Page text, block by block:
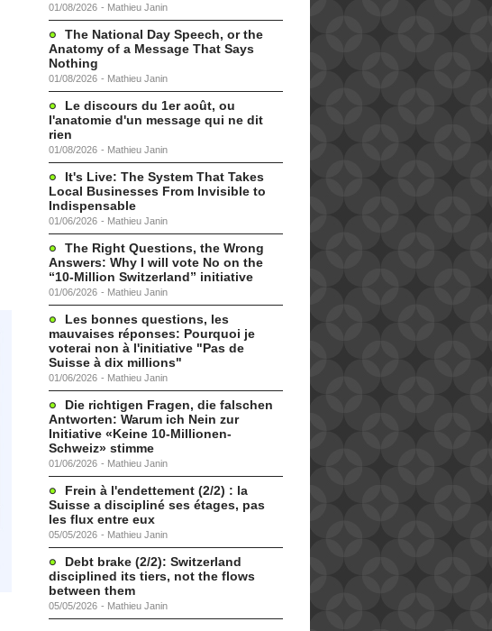
01/08/2026 - Mathieu Janin
The National Day Speech, or the
Anatomy of a Message That Says
Nothing
01/08/2026 - Mathieu Janin
Le discours du 1er août, ou
l'anatomie d'un message qui ne dit
rien
01/08/2026 - Mathieu Janin
It's Live: The System That Takes
Local Businesses From Invisible to
Indispensable
01/06/2026 - Mathieu Janin
The Right Questions, the Wrong
Answers: Why I will vote No on the
“10-Million Switzerland” initiative
01/06/2026 - Mathieu Janin
Les bonnes questions, les
mauvaises réponses: Pourquoi je
voterai non à l'initiative "Pas de
Suisse à dix millions"
01/06/2026 - Mathieu Janin
Die richtigen Fragen, die falschen
Antworten: Warum ich Nein zur
Initiative «Keine 10-Millionen-
Schweiz» stimme
01/06/2026 - Mathieu Janin
Frein à l'endettement (2/2) : la
Suisse a discipliné ses étages, pas
les flux entre eux
05/05/2026 - Mathieu Janin
Debt brake (2/2): Switzerland
disciplined its tiers, not the flows
between them
05/05/2026 - Mathieu Janin